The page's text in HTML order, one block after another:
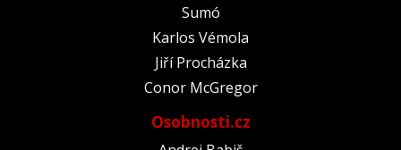
Sumó
Karlos Vémola
Jiří Procházka
Conor McGregor
Osobnosti.cz